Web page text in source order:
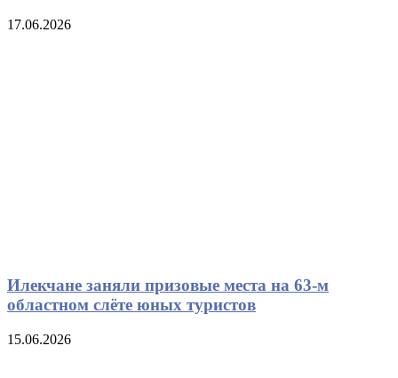
17.06.2026
Илекчане заняли призовые места на 63-м
областном слёте юных туристов
15.06.2026